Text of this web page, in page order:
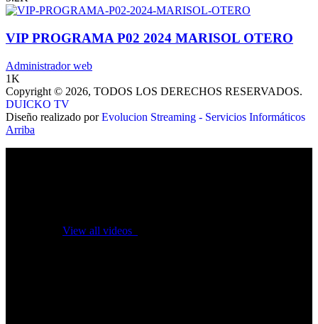
VIP PROGRAMA P02 2024 MARISOL OTERO
Administrador web
1K
Copyright © 2026, TODOS LOS DERECHOS RESERVADOS.
DUICKO TV
Diseño realizado porEvolucion Streaming - Servicios Informáticos
Arriba
View all videos